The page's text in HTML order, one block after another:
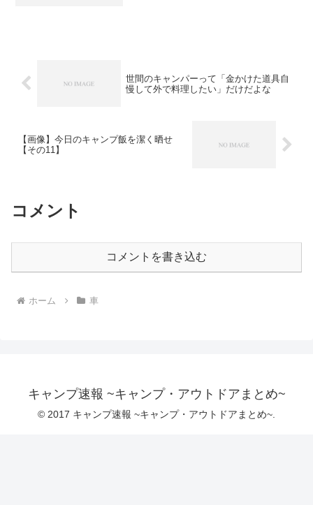
世間のキャンパーって「金かけた道具自
慢して外で料理したい」だけだよな
【画像】今日のキャンプ飯を潔く晒せ
【その11】
コメント
コメントを書き込む
ホーム 車
キャンプ速報 ~キャンプ・アウトドアまとめ~
© 2017 キャンプ速報 ~キャンプ・アウトドアまとめ~.